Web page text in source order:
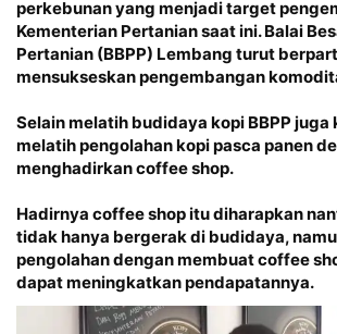
perkebunan yang menjadi target
Kementerian Pertanian saat ini. Balai
Pertanian (BBPP) Lembang turut
mensukseskan pengembangan
Selain melatih budidaya kopi BBPP juga
melatih pengolahan kopi pasca panen
menghadirkan coffee shop.
Hadirnya coffee shop itu diharapkan
tidak hanya bergerak di budidaya,
pengolahan dengan membuat coffee
dapat meningkatkan pendapatannya.